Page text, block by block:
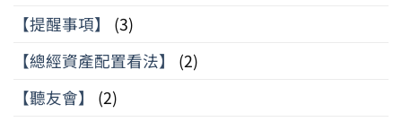
【提醒事項】
(3)
【總經資產配置看法】
(2)
【聽友會】
(2)